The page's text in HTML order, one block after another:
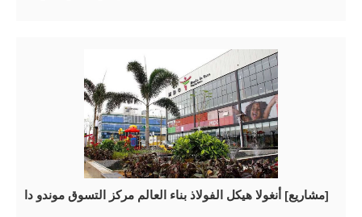
[مشاريع] أنغولا هيكل الفولاذ بناء العالم مركز التسوق موندو دا